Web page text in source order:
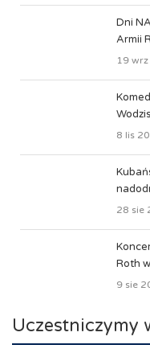
Dni
Armii
19
8 lis
28 sie
Roth
9 sie
Uczestniczymy